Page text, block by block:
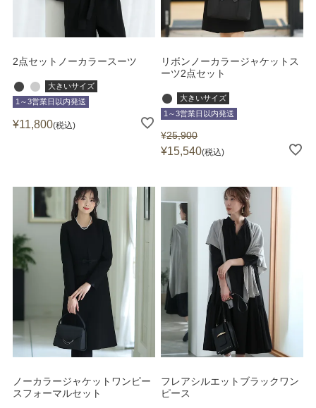
2点セットノーカラースーツ
大きいサイズ
1～3営業日以内発送
¥11,800 税込
リボンノーカラージャケットス
ーツ2点セット
大きいサイズ
1～3営業日以内発送
¥25,900
¥15,540 税込
ノーカラージャケットワンピー
スフォーマルセット
フレアシルエットブラックワン
ピース